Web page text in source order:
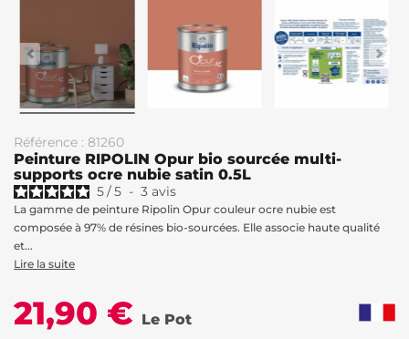
Référence : 81260
Peinture RIPOLIN Opur bio sourcée multi-
supports ocre nubie satin 0.5L
5/5 - 3 avis
La gamme de peinture Ripolin Opur couleur ocre nubie est
composée à 97% de résines bio-sourcées. Elle associe haute qualité
et...
Lire la suite
21,90 € Le Pot